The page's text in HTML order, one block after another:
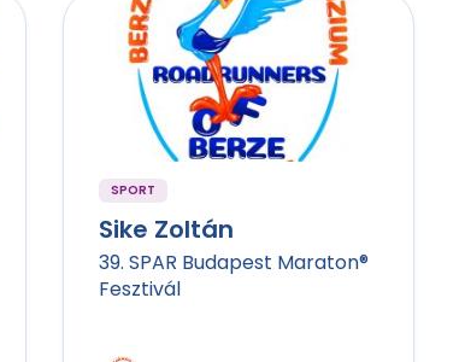
SPORT
Sike Zoltán
39. SPAR Budapest Maraton®
Fesztivál